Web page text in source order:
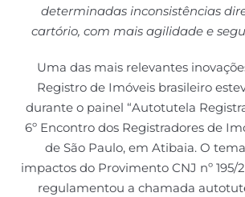
determinadas inconsistências
cartório, com mais agilidade e
Uma das mais relevantes
Registro de Imóveis brasileiro
durante o painel “Autotutela
6º Encontro dos Registradores de
de São Paulo, em Atibaia. O
impactos do Provimento CNJ nº 195/
regulamentou a chamada